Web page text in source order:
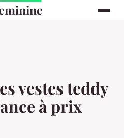
vestes teddy
à prix